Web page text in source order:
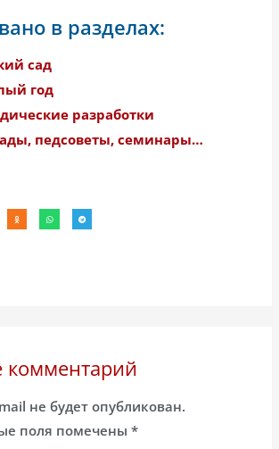
в разделах:
сад
год
разработки
педсоветы, семинары…
комментарий
не будет опубликован.
поля помечены*